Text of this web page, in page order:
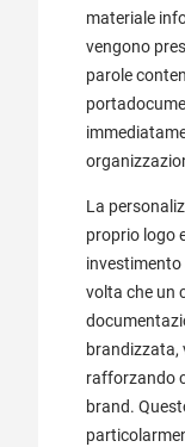
materiale
vengono
parole
La
proprio logo
volta che un
brandizzata,
rafforzando
brand.